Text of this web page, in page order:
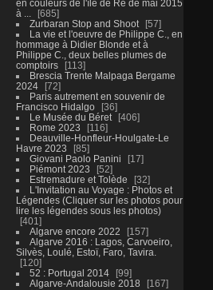
en couleurs de l'île de Ré de mai 2015
à ...
685
Zurbaran Stop and Shoot
57
La vie et l'oeuvre de Philippe C., en
hommage à Didier Blonde et à
Philippe C., deux belles plumes de
comptoirs
113
Brescia Trente Malpaga Bergame
2024
72
Paris autrement en souvenir de
Francisco Hidalgo
36
Le Musée du Béret
406
Rome 2023
116
Deauville-Honfleur-Houlgate-Le
Havre 2023
85
Giovani Paolo Panini
17
Piémont 2023
52
Estremadure et Tolède
32
L'Invitation au Voyage : Photos et
Légendes (Cliquer sur les photos pour
lire les légendes sous les photos)
401
Algarve encore 2022
157
Algarve 2016 : Lagos, Carvoeiro,
Silvès, Loulé, Estoï, Faro, Tavira.
120
52 : Portugal 2014
99
Algarve-Andalousie 2018
167